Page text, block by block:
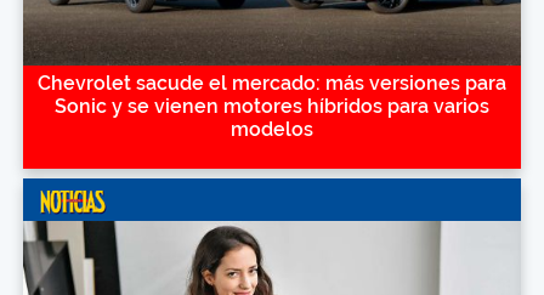
Chevrolet sacude el mercado: más versiones para
Sonic y se vienen motores híbridos para varios
modelos